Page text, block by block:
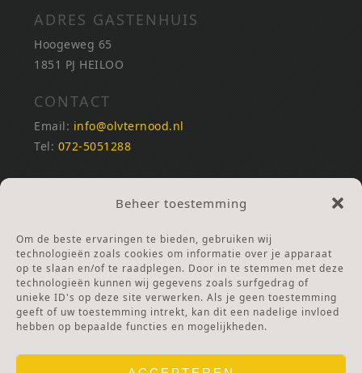
Beheer toestemming
Om de beste ervaringen te bieden, gebruiken wij
technologieën zoals cookies om informatie over je apparaat
op te slaan en/of te raadplegen. Door in te stemmen met deze
technologieën kunnen wij gegevens zoals surfgedrag of
unieke ID's op deze site verwerken. Als je geen toestemming
geeft of uw toestemming intrekt, kan dit een nadelige invloed
hebben op bepaalde functies en mogelijkheden.
ADRES GASTENHUIS
Hoogeweg 65
1851 PJ HEILOO
CONTACT
Email: info@olvternood.nl
Tel: 072-5051288
REKENINGNUMMERS
NL25INGB0000672168
Ga naar Doneren
ANBI Stichting
RSIN nummer:002832987